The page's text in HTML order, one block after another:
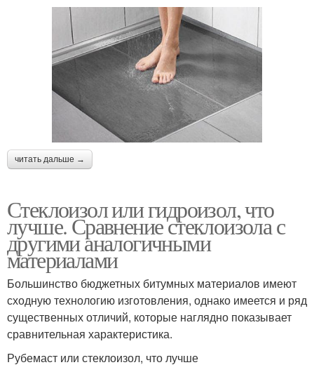
читать дальше →
Стеклоизол или гидроизол, что
лучше. Сравнение стеклоизола с
другими аналогичными
материалами
Большинство бюджетных битумных материалов имеют
сходную технологию изготовления, однако имеется и ряд
существенных отличий, которые наглядно показывает
сравнительная характеристика.
Рубемаст или стеклоизол, что лучше